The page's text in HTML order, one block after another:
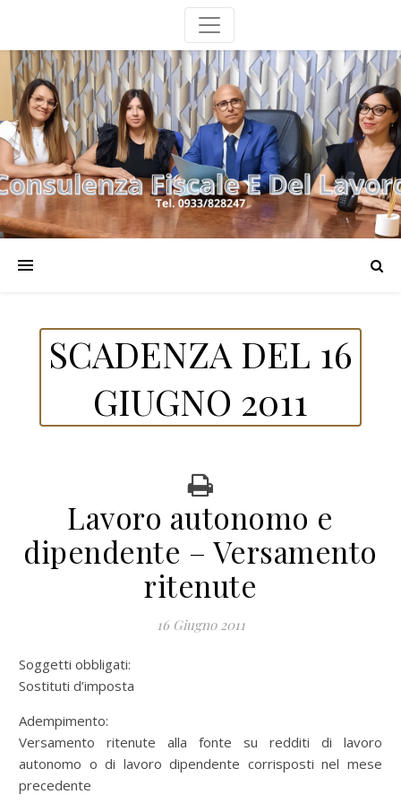
SCADENZA DEL 16
GIUGNO 2011
Lavoro autonomo e
dipendente – Versamento
ritenute
16 Giugno 2011
Soggetti obbligati:
Sostituti d’imposta
Adempimento:
Versamento ritenute alla fonte su redditi di lavoro
autonomo o di lavoro dipendente corrisposti nel mese
precedente